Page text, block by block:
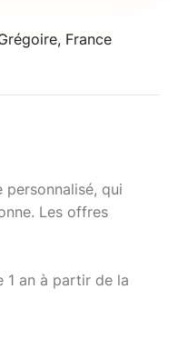
France
qui
Les offres
1 an à partir de la